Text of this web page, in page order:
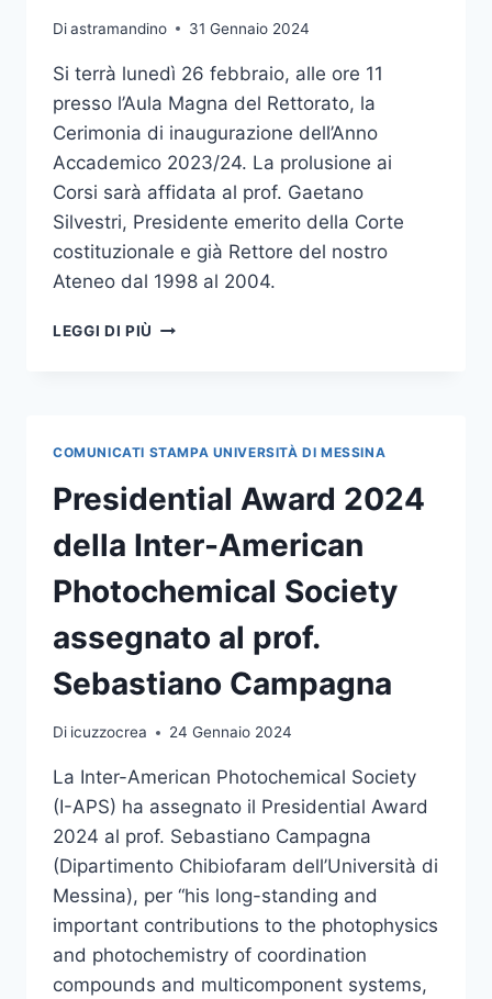
Diastramandino 31 Gennaio 2024
Si terrà lunedì 26 febbraio, alle ore 11
presso l’Aula Magna del Rettorato, la
Cerimonia di inaugurazione dell’Anno
Accademico 2023/24. La prolusione ai
Corsi sarà affidata al prof. Gaetano
Silvestri, Presidente emerito della Corte
costituzionale e già Rettore del nostro
Ateneo dal 1998 al 2004.
LEGGI DI PIÙ LUNEDÌ
DELL’A.A.
2023/24
COMUNICATI STAMPA UNIVERSITÀ DI MESSINA
Presidential Award 2024
della Inter-American
Photochemical Society
assegnato al prof.
Sebastiano Campagna
Di icuzzocrea 24 Gennaio 2024
La Inter-American Photochemical Society
(I-APS) ha assegnato il Presidential Award
2024 al prof. Sebastiano Campagna
(Dipartimento Chibiofaram dell’Università di
Messina), per “his long-standing and
important contributions to the photophysics
and photochemistry of coordination
compounds and multicomponent systems,